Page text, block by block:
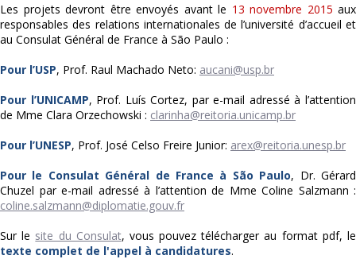
Les projets devront être envoyés avant le 13 novembre 2015 aux
responsables des relations internationales de l’université d’accueil et
au Consulat Général de France à São Paulo :
Pour l’USP, Prof. Raul Machado Neto: aucani@usp.br
Pour l’UNICAMP, Prof. Luís Cortez, par e-mail adressé à l’attention
de Mme Clara Orzechowski : clarinha@reitoria.unicamp.br
Pour l’UNESP, Prof. José Celso Freire Junior: arex@reitoria.unesp.br
Pour le Consulat Général de France à São Paulo, Dr. Gérard
Chuzel par e-mail adressé à l’attention de Mme Coline Salzmann :
coline.salzmann@diplomatie.gouv.fr
Sur le site du Consulat, vous pouvez télécharger au format pdf, le
texte complet de l'appel à candidatures.